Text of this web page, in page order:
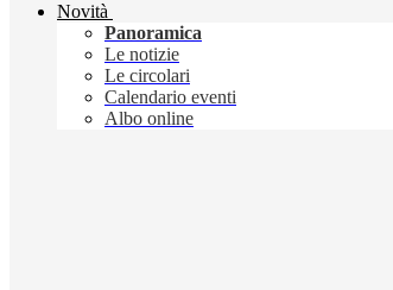
Novità
Panoramica
Le notizie
Le circolari
Calendario eventi
Albo online